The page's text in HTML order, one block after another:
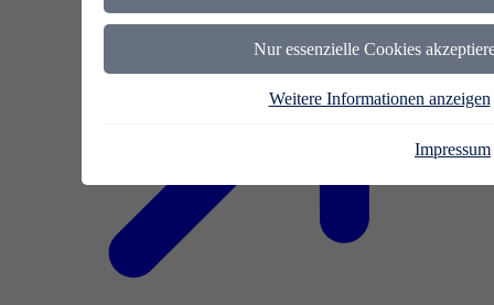
Nur essenzielle Cookies
Weitere Informationen anzeigen
Impressum